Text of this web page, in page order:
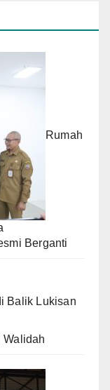
Rumah
Berganti
Balik Lukisan
Walidah